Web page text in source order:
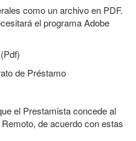
como un archivo en PDF.
el programa Adobe
(Pdf)
de Préstamo
el Prestamista concede al
de acuerdo con estas